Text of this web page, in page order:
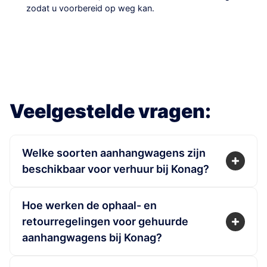
zodat u voorbereid op weg kan.
Veelgestelde vragen:
Welke soorten aanhangwagens zijn
beschikbaar voor verhuur bij Konag?
aanhangwagens voor zowel privé als zakelijk
gebruik. U kunt onder andere een paardentrailer,
koelaanhangwagen, plateauwagen, motortrailer,
autotransporter, bakwagen, gesloten aanhanger,
Hoe werken de ophaal- en
retourregelingen voor gehuurde
aanhangwagens bij Konag?